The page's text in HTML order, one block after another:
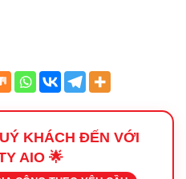
KHÁCH ĐẾN VỚI
AIO 🌟